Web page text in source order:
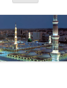
content